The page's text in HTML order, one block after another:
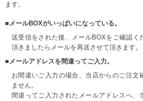
ます。
■メールBOXがいっぱいになっている。
送受信をされた後、メールBOXをご確認く
頂きましたらメールを再送させて頂きます。
■メールアドレスを間違ってご入力。
お間違いご入力の場合、当店からのご注文
ません。
間違ってご入力されたメールアドレスへ、